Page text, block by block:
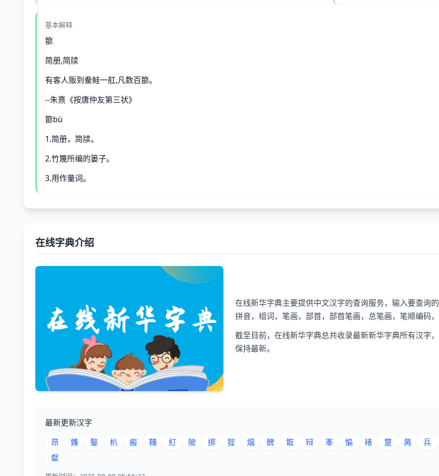
基本解释
篰
简册,简牍
有客人贩到鲞鲑一舡,凡数百篰。
--朱熹《按唐仲友第三状》
篰bù
1.简册，简牍。
2.竹篾所编的篓子。
3.用作量词。
在线字典介绍
在线新华字典主要提供中文汉字的查询服务，输入要查询
拼音，组词，笔画，部首，部首笔画，总笔画，笔顺编码
截至目前，在线新华字典总共收录最新新华字典所有汉字
保持最新。
最新更新汉字
昂
鏶 鏊 朳 瘢 鞴 糽 陂 挷 狴 煏 髀 箃 辩 峯 惼 裱 蹩 昺
兵
粲